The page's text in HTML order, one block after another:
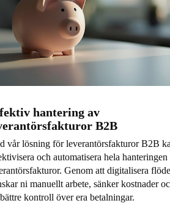
hantering av
B2B
vår lösning för leverantörsfakturor B2B
och automatisera hela hanteringen
Genom att digitalisera
ni manuellt arbete, sänker kostnader
kontroll över era betalningar.